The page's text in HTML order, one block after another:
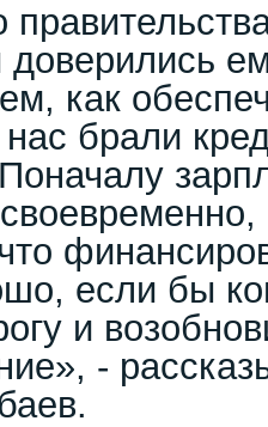
как
брали
если бы
и
-